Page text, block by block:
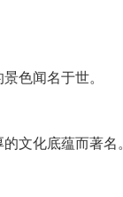
色闻名于世。
文化底蕴而著名。